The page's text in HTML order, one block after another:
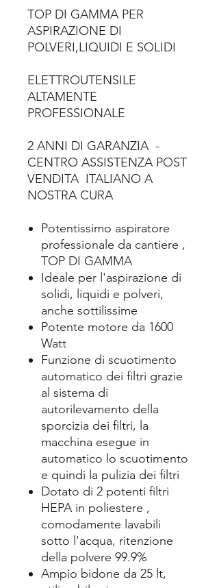
TOP DI GAMMA PER
ASPIRAZIONE DI
POLVERI,LIQUIDI E SOLIDI
ELETTROUTENSILE
ALTAMENTE
PROFESSIONALE
2 ANNI DI GARANZIA -
CENTRO ASSISTENZA POST
VENDITA ITALIANO A
NOSTRA CURA
Potentissimo aspiratore
professionale da cantiere ,
TOP DI GAMMA
Ideale per l'aspirazione di
solidi, liquidi e polveri,
anche sottilissime
Potente motore da 1600
Watt
Funzione di scuotimento
automatico dei filtri grazie
al sistema di
autorilevamento della
sporcizia dei filtri, la
macchina esegue in
automatico lo scuotimento
e quindi la pulizia dei filtri
Dotato di 2 potenti filtri
HEPA in poliestere ,
comodamente lavabili
sotto l'acqua, ritenzione
della polvere 99.9%
Ampio bidone da 25 lt,